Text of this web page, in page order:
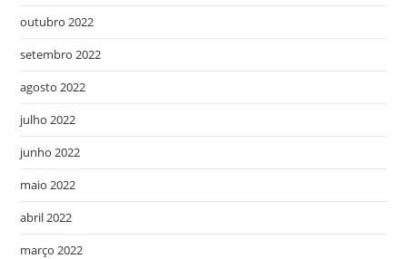
outubro 2022
setembro 2022
agosto 2022
julho 2022
junho 2022
maio 2022
abril 2022
março 2022